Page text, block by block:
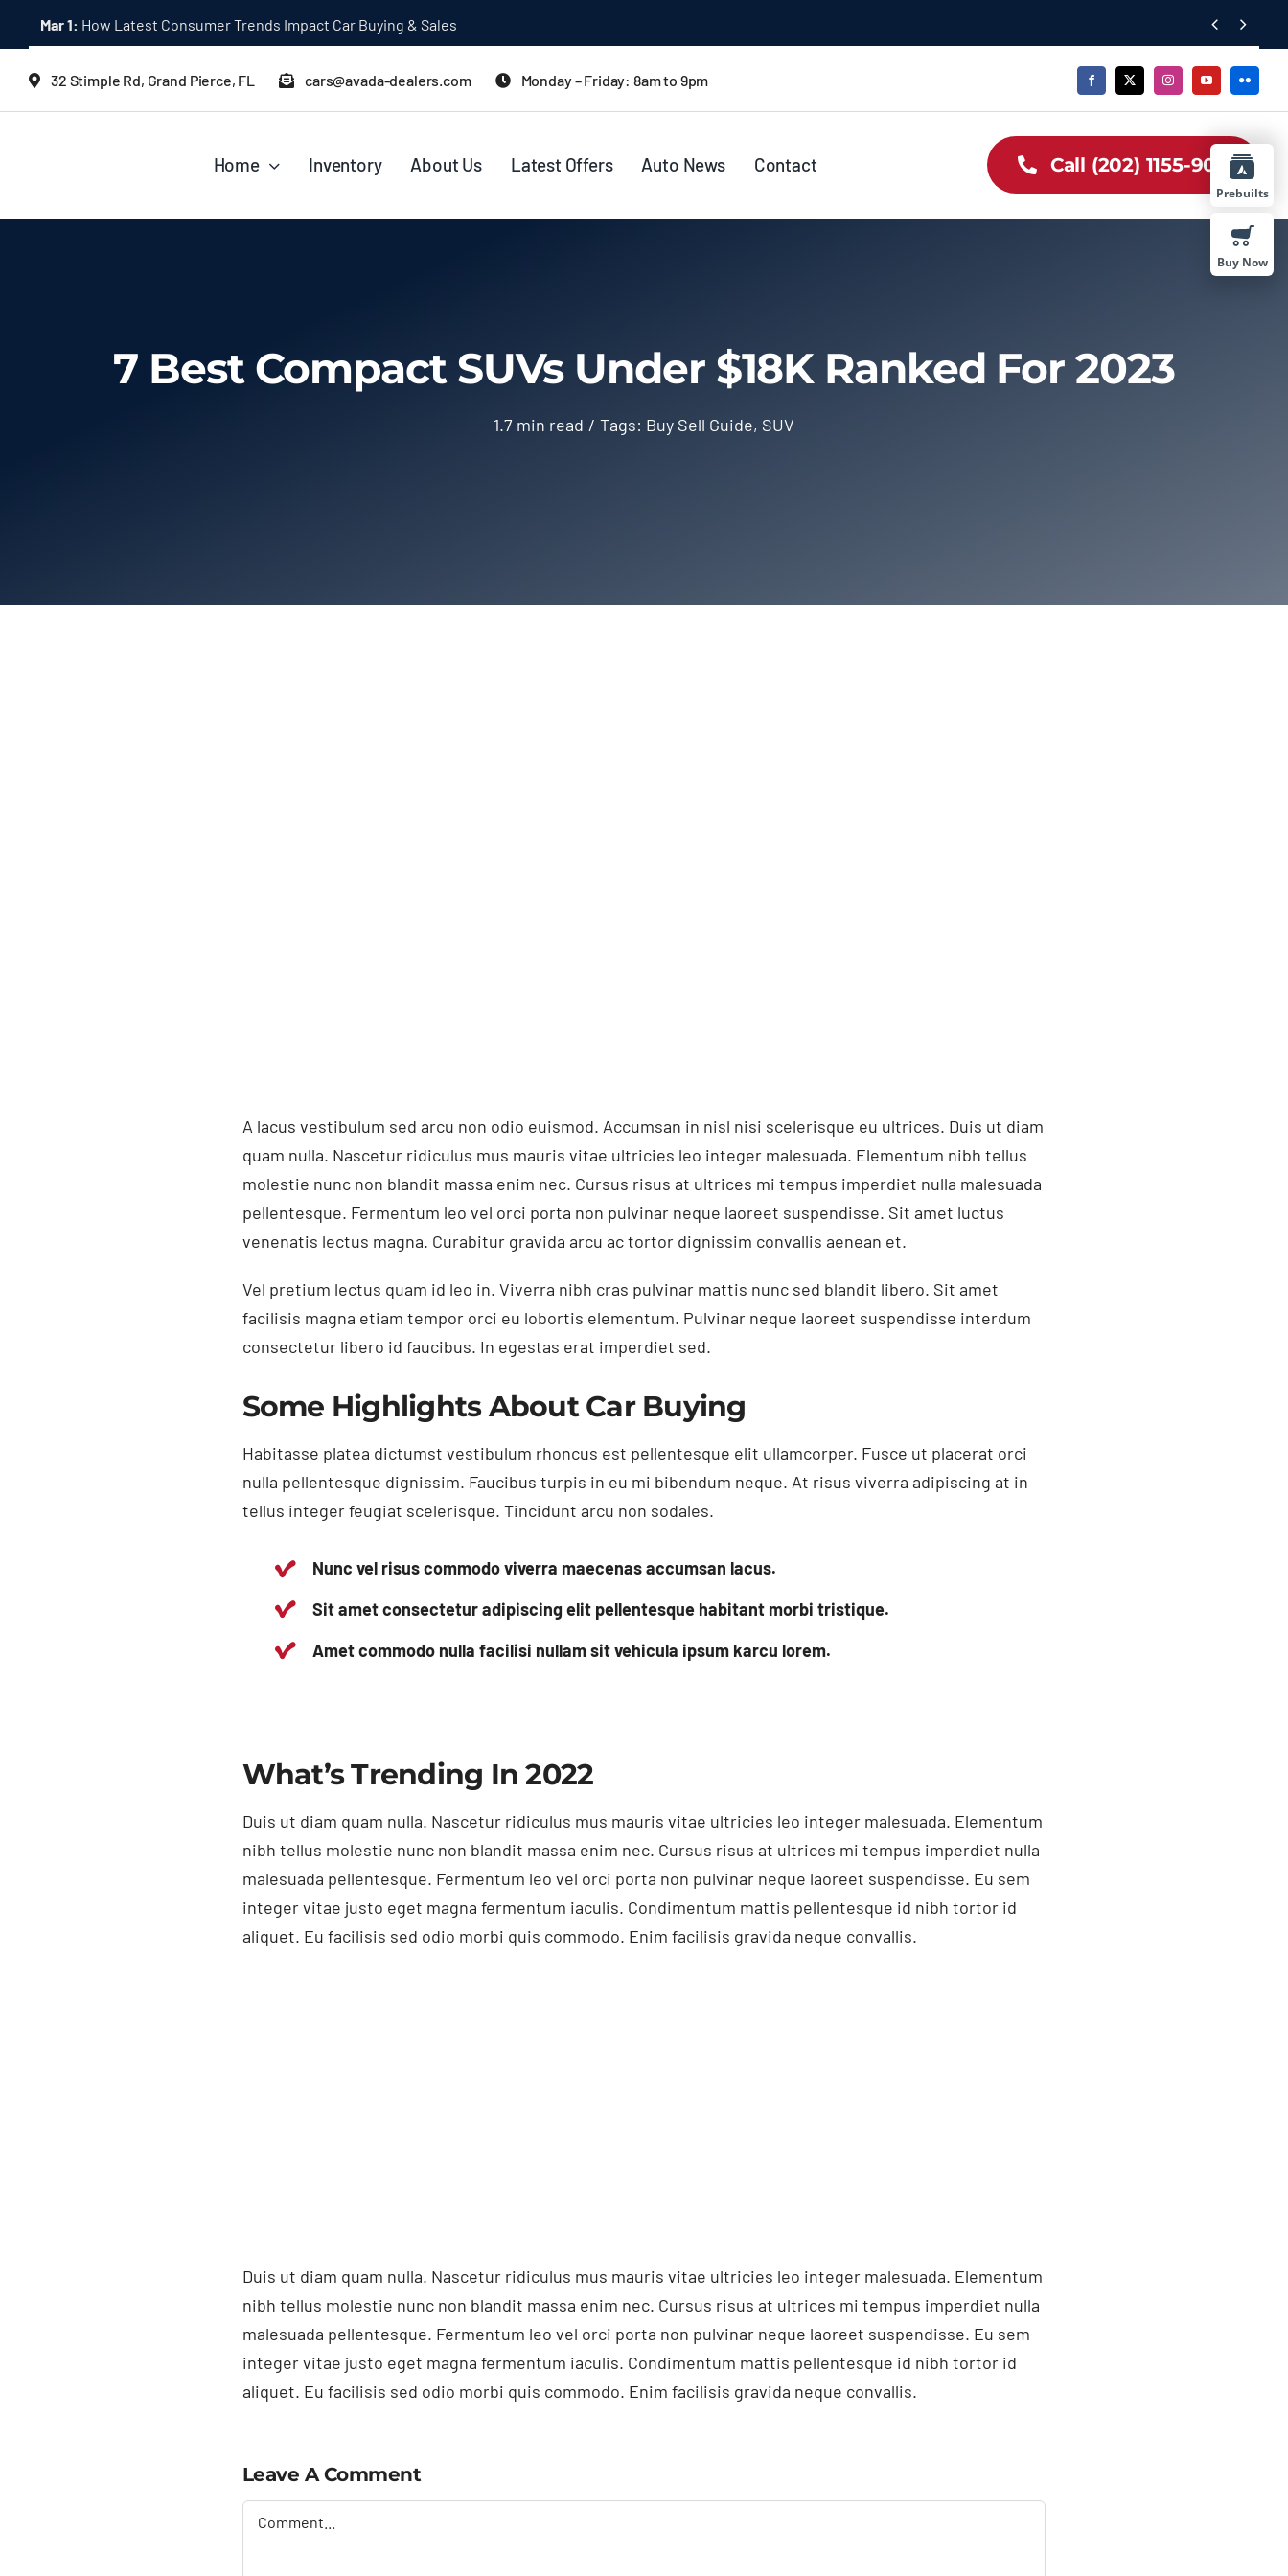
content
Mar 1: How Latest Consumer Trends Impact Car Buying & Sales  
32 Stimple Rd, Grand Pierce, FL cars@avada-dealers.com Monday – Friday: 8am to 9pm
Home Inventory About Us Latest Offers Auto News Contact Call (202) 1155-909
7 Best Compact SUVs Under $18K Ranked For 2023
1.7 min read / Tags: Buy Sell Guide, SUV
A lacus vestibulum sed arcu non odio euismod. Accumsan in nisl nisi scelerisque eu ultrices. Duis ut diam
quam nulla. Nascetur ridiculus mus mauris vitae ultricies leo integer malesuada. Elementum nibh tellus
molestie nunc non blandit massa enim nec. Cursus risus at ultrices mi tempus imperdiet nulla malesuada
pellentesque. Fermentum leo vel orci porta non pulvinar neque laoreet suspendisse. Sit amet luctus
venenatis lectus magna. Curabitur gravida arcu ac tortor dignissim convallis aenean et.
Vel pretium lectus quam id leo in. Viverra nibh cras pulvinar mattis nunc sed blandit libero. Sit amet
facilisis magna etiam tempor orci eu lobortis elementum. Pulvinar neque laoreet suspendisse interdum
consectetur libero id faucibus. In egestas erat imperdiet sed.
Some Highlights About Car Buying
Habitasse platea dictumst vestibulum rhoncus est pellentesque elit ullamcorper. Fusce ut placerat orci
nulla pellentesque dignissim. Faucibus turpis in eu mi bibendum neque. At risus viverra adipiscing at in
tellus integer feugiat scelerisque. Tincidunt arcu non sodales.
Nunc vel risus commodo viverra maecenas accumsan lacus.
Sit amet consectetur adipiscing elit pellentesque habitant morbi tristique.
Amet commodo nulla facilisi nullam sit vehicula ipsum karcu lorem.
What’s Trending In 2022
Duis ut diam quam nulla. Nascetur ridiculus mus mauris vitae ultricies leo integer malesuada. Elementum
nibh tellus molestie nunc non blandit massa enim nec. Cursus risus at ultrices mi tempus imperdiet nulla
malesuada pellentesque. Fermentum leo vel orci porta non pulvinar neque laoreet suspendisse. Eu sem
integer vitae justo eget magna fermentum iaculis. Condimentum mattis pellentesque id nibh tortor id
aliquet. Eu facilisis sed odio morbi quis commodo. Enim facilisis gravida neque convallis.
Duis ut diam quam nulla. Nascetur ridiculus mus mauris vitae ultricies leo integer malesuada. Elementum
nibh tellus molestie nunc non blandit massa enim nec. Cursus risus at ultrices mi tempus imperdiet nulla
malesuada pellentesque. Fermentum leo vel orci porta non pulvinar neque laoreet suspendisse. Eu sem
integer vitae justo eget magna fermentum iaculis. Condimentum mattis pellentesque id nibh tortor id
aliquet. Eu facilisis sed odio morbi quis commodo. Enim facilisis gravida neque convallis.
Leave A Comment
Comment
Prebuilts
Buy Now